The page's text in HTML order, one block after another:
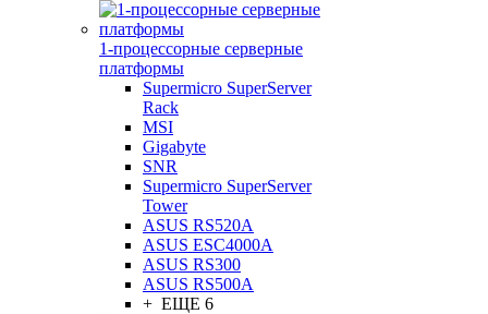
1-процессорные серверные
платформы
Supermicro SuperServer
Rack
MSI
Gigabyte
SNR
Supermicro SuperServer
Tower
ASUS RS520A
ASUS ESC4000A
ASUS RS300
ASUS RS500A
+ ЕЩЕ 6